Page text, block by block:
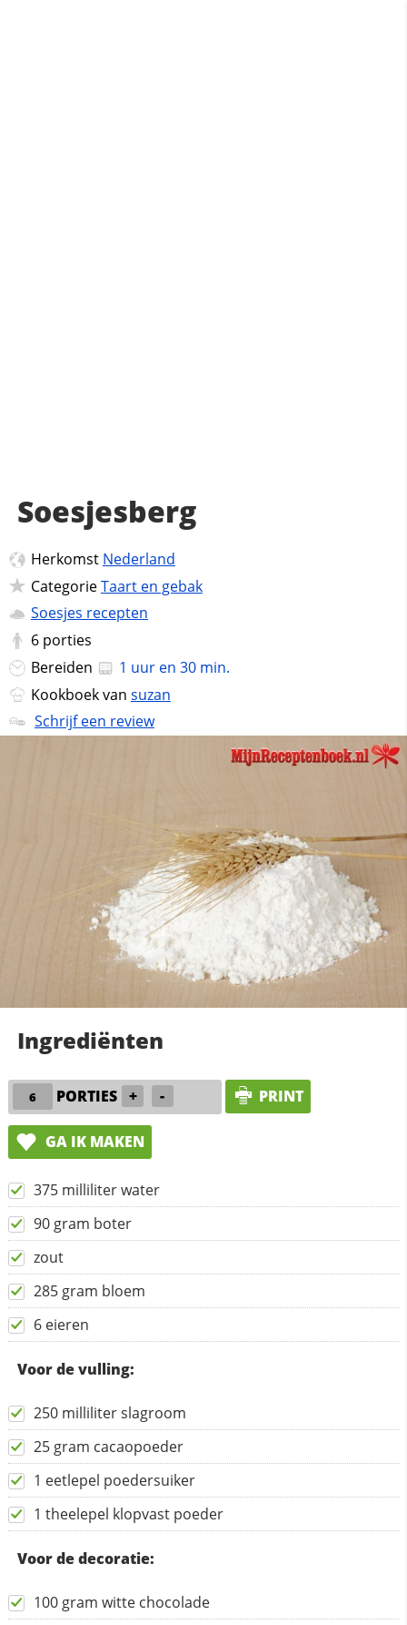
Soesjesberg
Herkomst Nederland
CategorieTaart en gebak
Soesjes recepten
6 porties
Bereiden
1 uur en 30 min.
Kookboek van suzan
Schrijf een review
Ingrediënten
PORTIES + - PRINT
GA IK MAKEN
375 milliliter water
90 gram boter
zout
285 gram bloem
6 eieren
Voor de vulling:
250 milliliter slagroom
25 gram cacaopoeder
1 eetlepel poedersuiker
1 theelepel klopvast poeder
Voor de decoratie:
100 gram witte chocolade